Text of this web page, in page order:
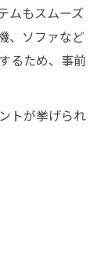
ムもスムーズ
、ソファなど
るため、事前
トが挙げられ